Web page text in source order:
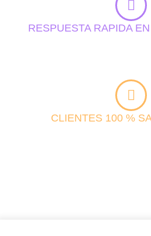
RESPUESTA RAPIDA
CLIENTES 100 %